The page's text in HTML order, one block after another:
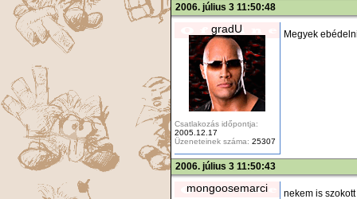
2006. július 3 11:50:48
gradU
Csatlakozás időpontja:
2005.12.17
Üzeneteinek száma: 25307
Megyek
2006. július 3 11:50:43
mongoosemarci nekem is